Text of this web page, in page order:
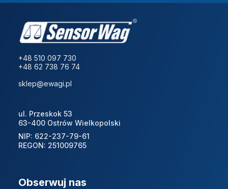
+48 510 097 730
+48 62 738 76 74
sklep@ewagi.pl
ul. Przeskok 53
63-400 Ostrów Wielkopolski
NIP: 622-237-79-61
REGON: 251009765
Obserwuj nas